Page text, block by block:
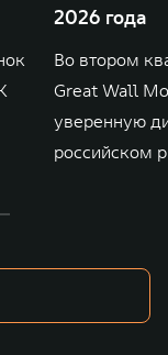
2026 года
Во втором
Great Wall
уверенную
российском